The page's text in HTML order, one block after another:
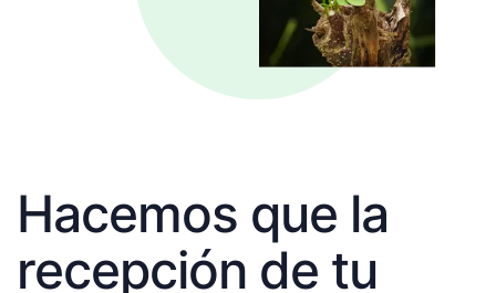
Hacemos que la
recepción de tu